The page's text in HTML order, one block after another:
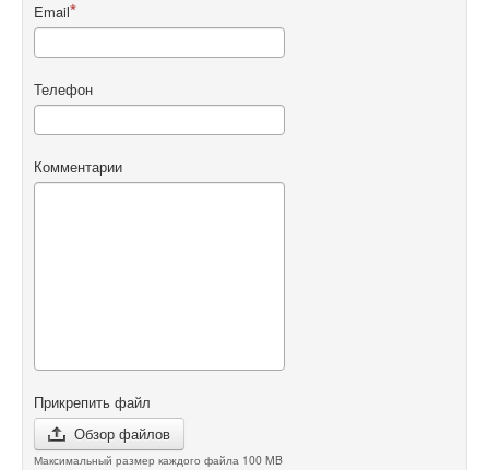
Email
Телефон
Комментарии
Прикрепить файл
Обзор файлов
Максимальный размер каждого файла 100 MB